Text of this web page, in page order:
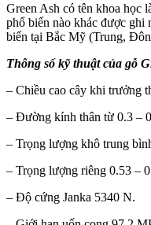
Green Ash có tên khoa học
phổ biến nào khác được ghi
biến tại Bắc Mỹ (Trung,
Thông số kỹ thuật của gỗ
– Chiều cao cây khi trưởng
– Đường kính thân từ 0.3 –
– Trọng lượng khô trung
– Trọng lượng riêng 0.53 –
– Độ cứng Janka 5340 N.